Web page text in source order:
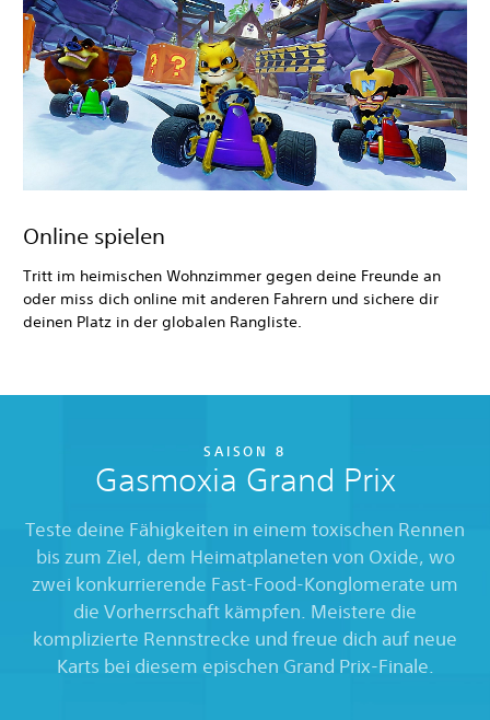
Online spielen
Tritt im heimischen Wohnzimmer gegen deine Freunde an
oder miss dich online mit anderen Fahrern und sichere dir
deinen Platz in der globalen Rangliste.
SAISON 8
Gasmoxia Grand Prix
Teste deine Fähigkeiten in einem toxischen Rennen
bis zum Ziel, dem Heimatplaneten von Oxide, wo
zwei konkurrierende Fast-Food-Konglomerate um
die Vorherrschaft kämpfen. Meistere die
komplizierte Rennstrecke und freue dich auf neue
Karts bei diesem epischen Grand Prix-Finale.